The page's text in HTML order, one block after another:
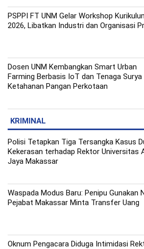
PSPPI FT UNM Gelar Workshop
2026, Libatkan Industri dan Organisasi
Dosen UNM Kembangkan Smart Urban
Farming Berbasis IoT dan Tenaga
Ketahanan Pangan Perkotaan
KRIMINAL
Polisi Tetapkan Tiga Tersangka Kasus
Kekerasan terhadap Rektor Universitas
Jaya Makassar
Waspada Modus Baru: Penipu Gunakan
Pejabat Makassar Minta Transfer Uang
Oknum Pengacara Diduga Intimidasi